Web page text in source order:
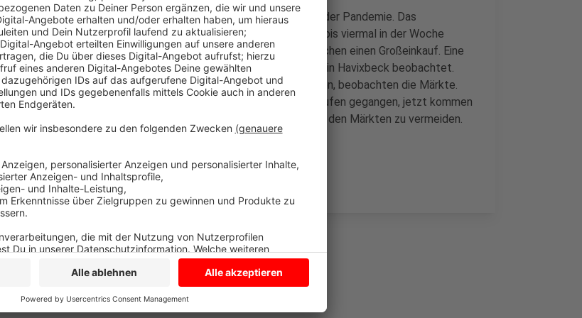
Viele Menschen gehen seltener im Supermarkt einkaufen als vor der Pandemie. Das
beobachtet zum Beispiel der Combi Markt in Dülmen. Statt drei- bis viermal in der Woche
kommen die Kunden hier oft nur noch einmal wöchentlich und machen einen Großeinkauf. Eine
ähnliche Entwicklung haben die Teams im EDEKA in Coesfeld und in Havixbeck beobachtet.
Außerdem haben sich teilweise die Haupteinkaufstage verschoben, beobachten die Märkte.
Früher sind die meisten Menschen am Freitag und Samstag einkaufen gegangen, jetzt kommen
viele in der Woche, um größeres Gedränge in den engen Gängen in den Märkten zu vermeiden.